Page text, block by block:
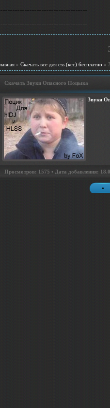
» Скачать все для css (ксс) бесплатно »
Скачать Звуки Опасного Поцыка
Звуки
Просмотров: 1575 • Дата добавления:
«